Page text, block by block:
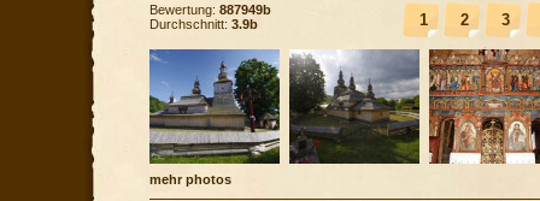
1 2 3
Bewertung: 887949b
Durchschnitt: 3.9b
mehr photos